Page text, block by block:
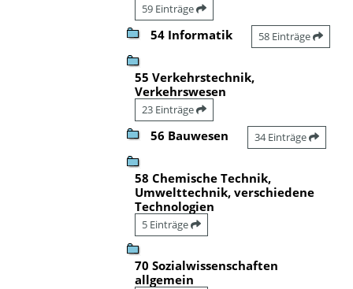
59 Einträge
54 Informatik 58 Einträge
55 Verkehrstechnik,
Verkehrswesen
23 Einträge
56 Bauwesen 34 Einträge
58 Chemische Technik,
Umwelttechnik, verschiedene
Technologien
5 Einträge
70 Sozialwissenschaften
allgemein